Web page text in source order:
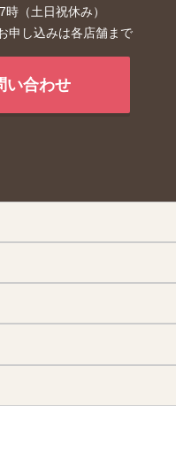
（土日祝休み）
申し込みは各店舗まで
い合わせ